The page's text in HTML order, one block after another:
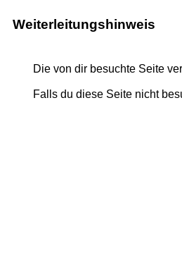
Weiterleitungshinweis
Die von dir besuchte Seite
Falls du diese Seite nicht